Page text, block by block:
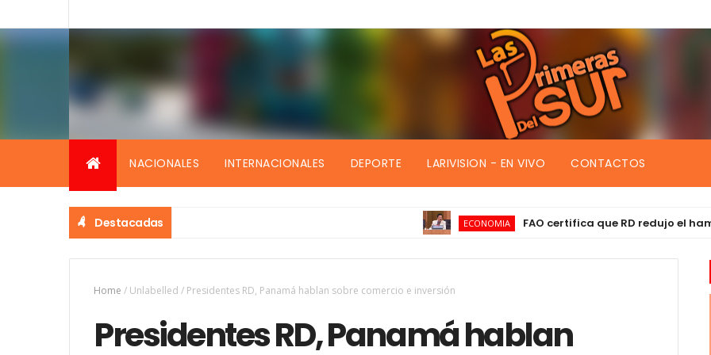
NACIONALES INTERNACIONALES DEPORTE LARIVISION - EN VIVO CONTACTOS
Destacadas ECONOMIA FAO certifica que RD redujo el hambre
Home / Unlabelled / Presidentes RD, Panamá hablan sobre comercio e inversión
Presidentes RD, Panamá hablan